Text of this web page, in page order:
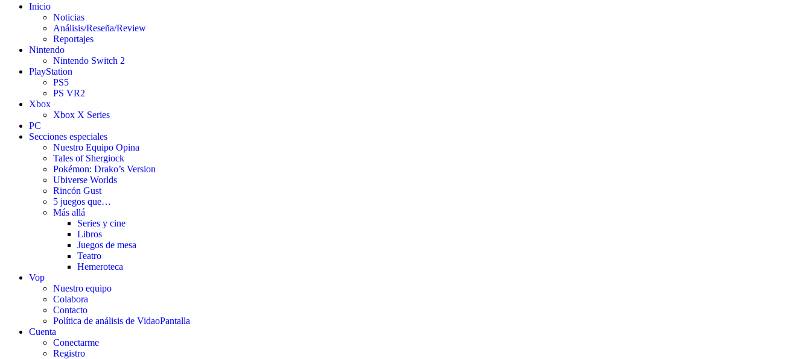
Inicio
Noticias
Análisis/Reseña/Review
Reportajes
Nintendo
Nintendo Switch 2
PlayStation
PS5
PS VR2
Xbox
Xbox X Series
PC
Secciones especiales
Nuestro Equipo Opina
Tales of Shergiock
Pokémon: Drako’s Version
Ubiverse Worlds
Rincón Gust
5 juegos que…
Más allá
Series y cine
Libros
Juegos de mesa
Teatro
Hemeroteca
Vop
Nuestro equipo
Colabora
Contacto
Política de análisis de VidaoPantalla
Cuenta
Conectarme
Registro